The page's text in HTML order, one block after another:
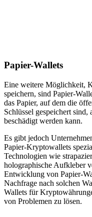
Papier-Wallets
Eine weitere Möglichkeit,
speichern, sind Papier-
das Papier, auf dem die
Schlüssel gespeichert
beschädigt werden kann.
Es gibt jedoch
Papier-Kryptowallets
Technologien wie
holographische Aufkleber
Entwicklung von Papier-
Nachfrage nach solchen
Wallets für
von Problemen zu lösen.